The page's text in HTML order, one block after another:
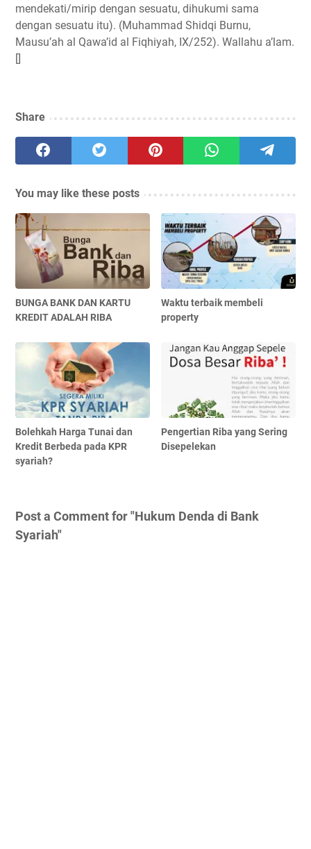
mendekati/mirip dengan sesuatu, dihukumi sama
dengan sesuatu itu). (Muhammad Shidqi Burnu,
Mausu’ah al Qawa’id al Fiqhiyah, IX/252). Wallahu a’lam.
[]
Share
You may like these posts
BUNGA BANK DAN KARTU
KREDIT ADALAH RIBA
Waktu terbaik membeli
property
Bolehkah Harga Tunai dan
Kredit Berbeda pada KPR
syariah?
Pengertian Riba yang Sering
Disepelekan
Post a Comment for "Hukum Denda di Bank
Syariah"